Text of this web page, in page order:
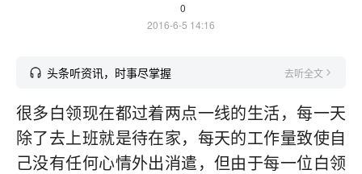
0
2016-6-5 14:16
头条听资讯，时事尽掌握 去听全文
很多白领现在都过着两点一线的生活，每一天
除了去上班就是待在家，每天的工作量致使自
己没有任何心情外出消遣，但由于每一位白领